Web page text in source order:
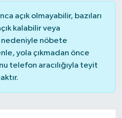
açık olmayabilir, bazıları
kalabilir veya
nöbete
yola çıkmadan önce
telefon aracılığıyla teyit